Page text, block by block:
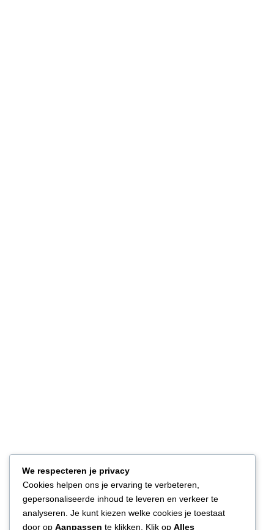
We respecteren je privacy
Cookies helpen ons je ervaring te verbeteren,
gepersonaliseerde inhoud te leveren en verkeer te
analyseren. Je kunt kiezen welke cookies je toestaat
door op Aanpassen te klikken. Klik op Alles